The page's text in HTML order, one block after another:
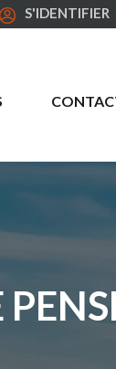
S'IDENTIFIER